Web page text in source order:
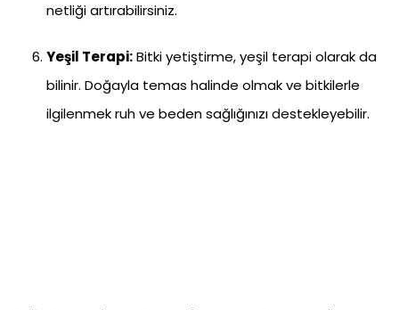
netliği artırabilirsiniz.
Yeşil Terapi:Bitki yetiştirme, yeşil terapi olarak da
bilinir. Doğayla temas halinde olmak ve bitkilerle
ilgilenmek ruh ve beden sağlığınızı destekleyebilir.